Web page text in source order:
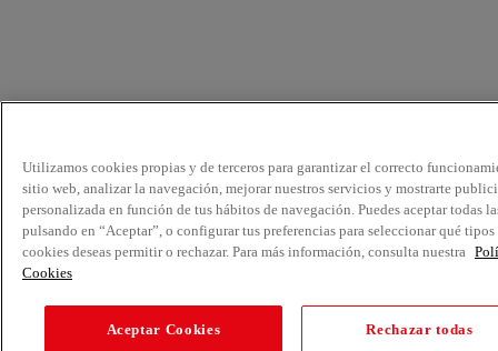
Utilizamos cookies propias y de terceros para garantizar el correcto
sitio web, analizar la navegación, mejorar nuestros servicios y mostrarte
personalizada en función de tus hábitos de navegación. Puedes aceptar todas
pulsando en “Aceptar”, o configurar tus preferencias para seleccionar qué tipos
cookies deseas permitir o rechazar. Para más información, consulta nuestra
Cookies
Aceptar Cookies Rechazar todas